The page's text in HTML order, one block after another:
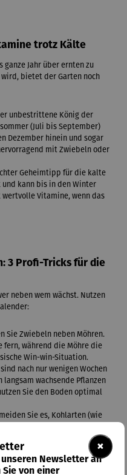
trotz Kälte
Jahr über ernten zu
wird, bietet der Garten noch
unbestrittene König der
(Juli bis September)
Dezember hinein und sogar
mit Zwiebeln oder
Geheimtipp für die kalte
kann bis in den Winter
Vitamine, wenn das
3 Profi-Tricks für die
neben wem wächst. Nutzen
Sie Zwiebeln neben Möhren.
fern, während die Möhre die
Win-win-Situation.
nach nur wenigen Wochen
langsam wachsende Pflanzen
Sie den Boden optimal
Sie es, Kohlarten (wie
×
Newsletter an
von einer